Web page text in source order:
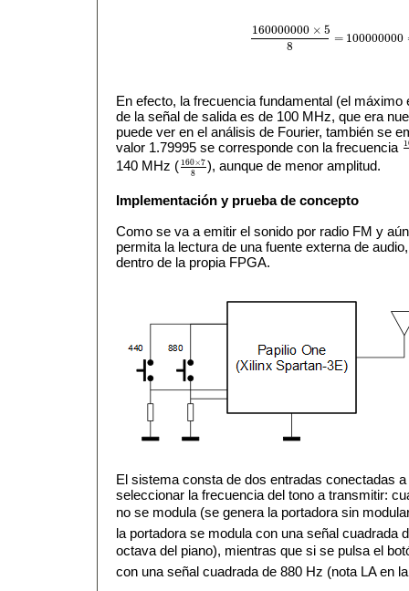
160000000 × 5
8
= 100000000
160000000× 58=100000000=
En efecto, la frecuencia fundamental (el
de la señal de salida es de 100 MHz, que era
puede ver en el análisis de Fourier, también se
valor 1.79995 se corresponde con la frecuencia
140 MHz ( 160×7
8
160×7 8
), aunque de menor amplitud.
Implementación y prueba de concepto
Como se va a emitir el sonido por radio FM y
permita la lectura de una fuente externa de
dentro de la propia FPGA.
El sistema consta de dos entradas conectadas
seleccionar la frecuencia del tono a transmitir:
no se modula (se genera la portadora sin
la portadora se modula con una señal cuadrada
octava del piano), mientras que si se pulsa el
con una señal cuadrada de 880 Hz (nota LA en